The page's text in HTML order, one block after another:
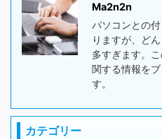
Ma2n2n
パソコンとの
りますが、ど
多すぎます。
関する情報を
す。
カテゴリー